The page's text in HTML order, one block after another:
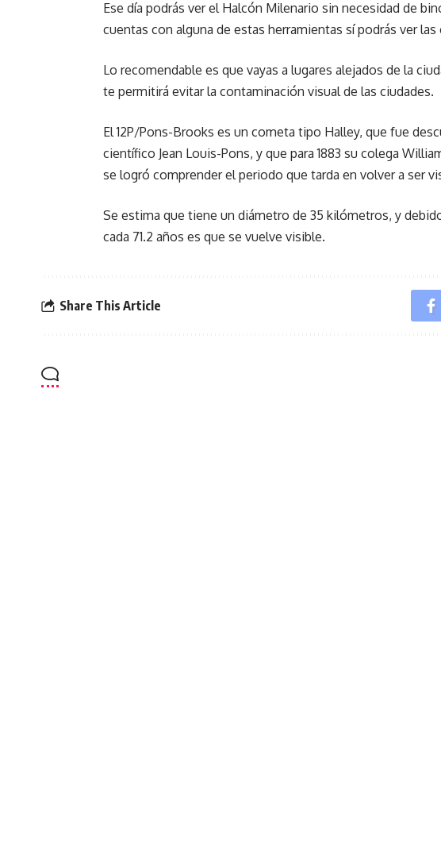
Ese día podrás ver el Halcón Milenario sin necesidad de
cuentas con alguna de estas herramientas sí podrás ver
Lo recomendable es que vayas a lugares alejados de la
te permitirá evitar la contaminación visual de las ciudades.
El 12P/Pons-Brooks es un cometa tipo Halley, que fue
científico Jean Louis-Pons, y que para 1883 su colega
se logró comprender el periodo que tarda en volver a ser
Se estima que tiene un diámetro de 35 kilómetros, y
cada 71.2 años es que se vuelve visible.
Share This Article